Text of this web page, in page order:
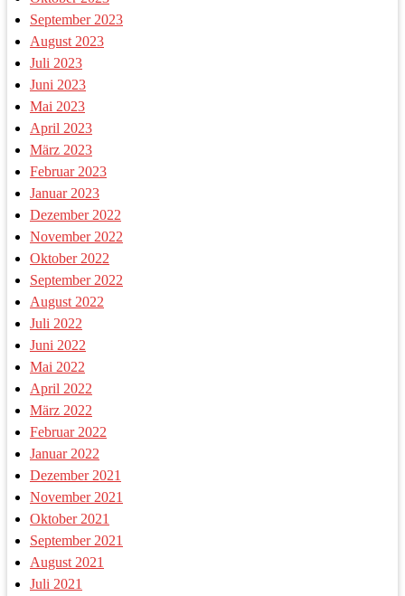
September 2023
August 2023
Juli 2023
Juni 2023
Mai 2023
April 2023
März 2023
Februar 2023
Januar 2023
Dezember 2022
November 2022
Oktober 2022
September 2022
August 2022
Juli 2022
Juni 2022
Mai 2022
April 2022
März 2022
Februar 2022
Januar 2022
Dezember 2021
November 2021
Oktober 2021
September 2021
August 2021
Juli 2021